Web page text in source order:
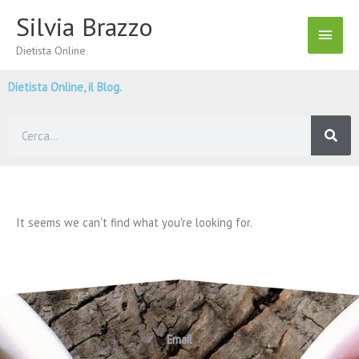
contenuto
Silvia Brazzo
Dietista Online
Menu
Dietista Online, il Blog.
It seems we can't find what you're looking for.
Email